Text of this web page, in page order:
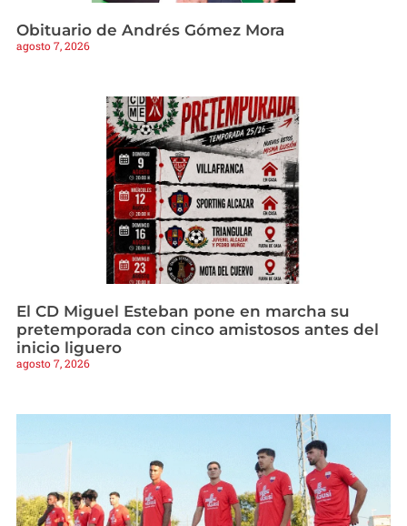
Obituario de Andrés Gómez Mora
agosto 7, 2026
El CD Miguel Esteban pone en marcha su
pretemporada con cinco amistosos antes del
inicio liguero
agosto 7, 2026